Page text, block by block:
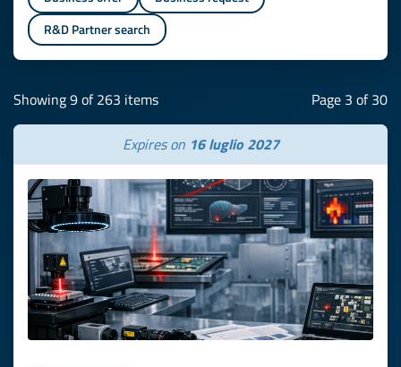
R&D Partner search
Showing 9 of 263 items Page 3 of 30
Expires on 16 luglio 2027